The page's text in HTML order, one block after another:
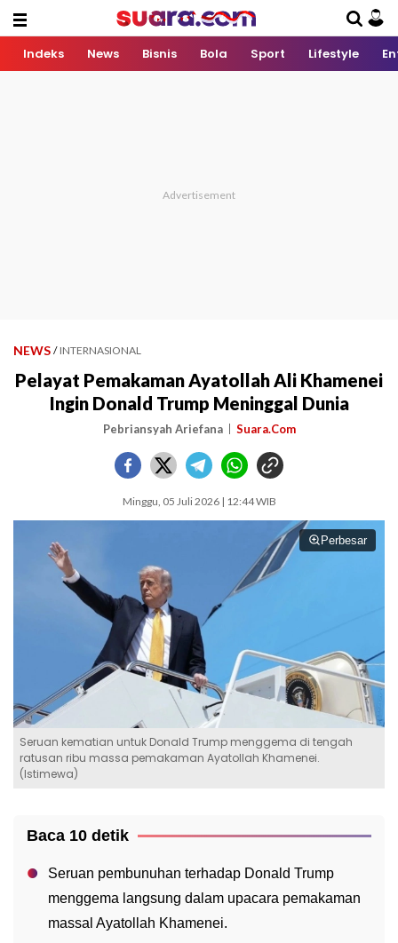
Indeks News Bisnis Bola Sport Lifestyle
NEWS / INTERNASIONAL
Pelayat Pemakaman Ayatollah Ali Khamenei
Ingin Donald Trump Meninggal Dunia
Pebriansyah Ariefana Suara.Com
Minggu, 05 Juli 2026 | 12:44 WIB
Perbesar
Seruan kematian untuk Donald Trump menggema di tengah
ratusan ribu massa pemakaman Ayatollah Khamenei.
(Istimewa)
Baca 10 detik
Seruan pembunuhan terhadap Donald Trump
menggema langsung dalam upacara pemakaman
massal Ayatollah Khamenei.